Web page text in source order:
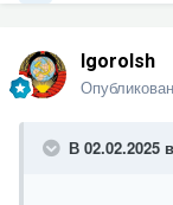
Igorolsh
В 02.02.2025